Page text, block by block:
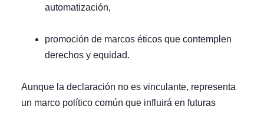
automatización,
promoción de marcos éticos que contemplen
derechos y equidad.
Aunque la declaración no es vinculante, representa
un marco político común que influirá en futuras